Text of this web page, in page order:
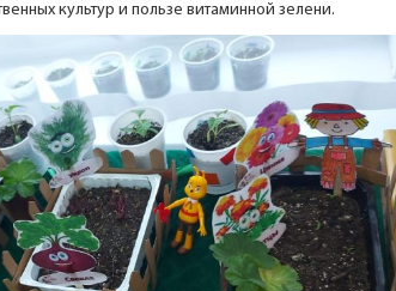
культур и пользе витаминной зелени.